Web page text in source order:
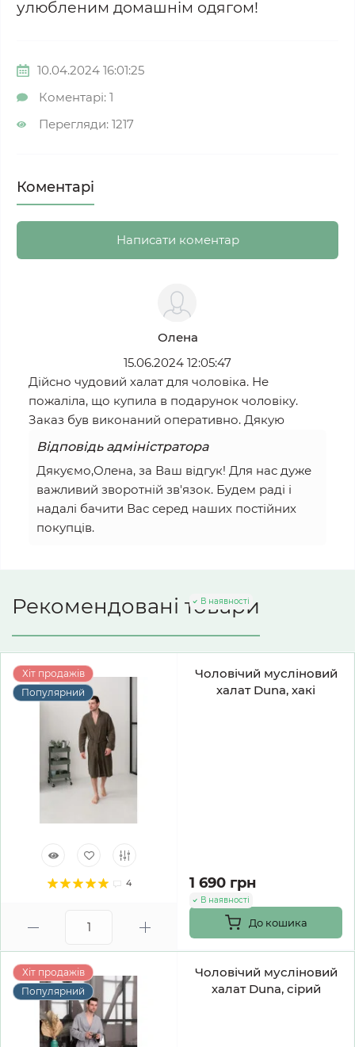
улюбленим домашнім одягом!
10.04.2024 16:01:25
Коментарі: 1
Перегляди: 1217
Коментарі
Написати коментар
Олена
15.06.2024 12:05:47
Дійсно чудовий халат для чоловіка. Не
пожаліла, що купила в подарунок чоловіку.
Заказ був виконаний оперативно. Дякую
Відповідь адміністратора
Дякуємо,Олена, за Ваш відгук! Для нас дуже
важливий зворотній зв'язок. Будем раді і
надалі бачити Вас серед наших постійних
покупців.
Рекомендовані товари
Хіт продажів
Популярний
4
Чоловічий мусліновий
халат Duna, хакі
В наявності
1 690 грн
До кошика
Хіт продажів
Популярний
Чоловічий мусліновий
халат Duna, сірий
В наявності